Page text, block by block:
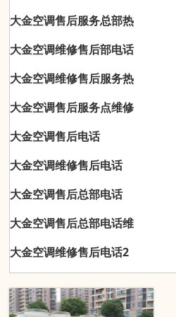
大金空调售后服务总部热
大金空调维修售后部电话
大金空调维修售后服务热
大金空调售后服务点维修
大金空调售后电话
大金空调维修售后电话
大金空调售后总部电话
大金空调售后总部电话维
大金空调维修售后电话2